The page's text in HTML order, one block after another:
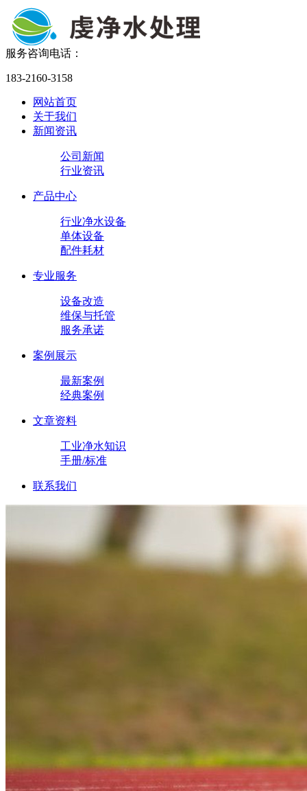
服务咨询电话：
183-2160-3158
网站首页
关于我们
新闻资讯
公司新闻
行业资讯
产品中心
行业净水设备
单体设备
配件耗材
专业服务
设备改造
维保与托管
服务承诺
案例展示
最新案例
经典案例
文章资料
工业净水知识
手册/标准
联系我们